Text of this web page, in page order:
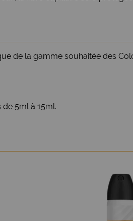
de la gamme souhaitée des
5ml à 15ml.